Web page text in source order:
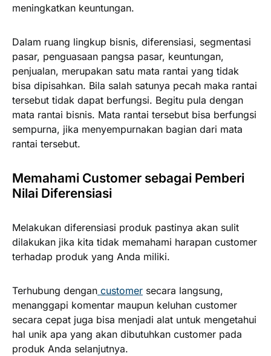
meningkatkan keuntungan.
Dalam ruang lingkup bisnis, diferensiasi, segmentasi
pasar, penguasaan pangsa pasar, keuntungan,
penjualan, merupakan satu mata rantai yang tidak
bisa dipisahkan. Bila salah satunya pecah maka rantai
tersebut tidak dapat berfungsi. Begitu pula dengan
mata rantai bisnis. Mata rantai tersebut bisa berfungsi
sempurna, jika menyempurnakan bagian dari mata
rantai tersebut.
Memahami Customer sebagai Pemberi
Nilai Diferensiasi
Melakukan diferensiasi produk pastinya akan sulit
dilakukan jika kita tidak memahami harapan customer
terhadap produk yang Anda miliki.
Terhubung dengan customer secara langsung,
menanggapi komentar maupun keluhan customer
secara cepat juga bisa menjadi alat untuk mengetahui
hal unik apa yang akan dibutuhkan customer pada
produk Anda selanjutnya.